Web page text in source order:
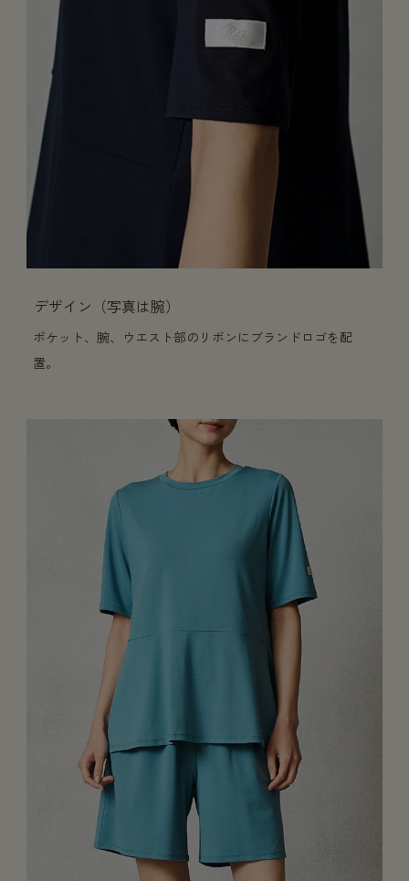
デザイン（写真は腕）
ポケット、腕、ウエスト部のリボンにブランドロゴを配
置。